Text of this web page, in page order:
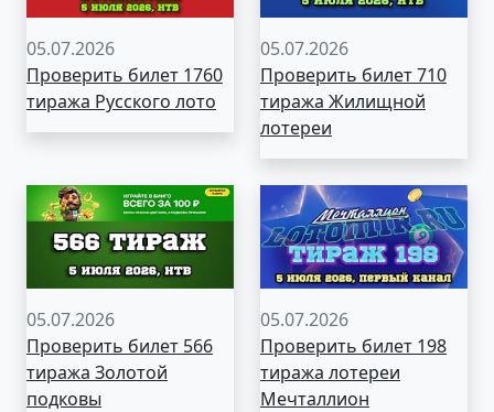
05.07.2026
Проверить билет 1760
тиража Русского лото
05.07.2026
Проверить билет 710
тиража Жилищной
лотереи
05.07.2026
Проверить билет 566
тиража Золотой
подковы
05.07.2026
Проверить билет 198
тиража лотереи
Мечталлион